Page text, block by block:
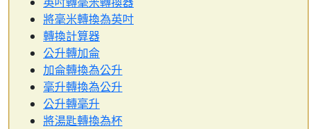
將毫米轉換為英吋
轉換計算器
公升轉加侖
加侖轉換為公升
毫升轉換為公升
公升轉毫升
將湯匙轉換為杯